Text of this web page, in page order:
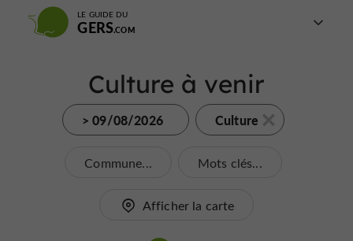
LE GUIDE DU
GERS
Culture à venir
> 09/08/2026 Culture
Commune... Mots clés...
Afficher la carte